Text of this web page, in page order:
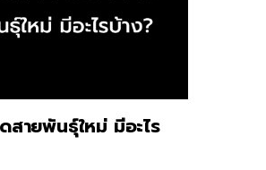
สายพันธุ์ใหม่ มีอะไร